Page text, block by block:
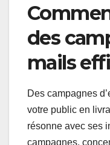
des
mails
Des campagnes
votre public en
résonne avec ses
campagnes,